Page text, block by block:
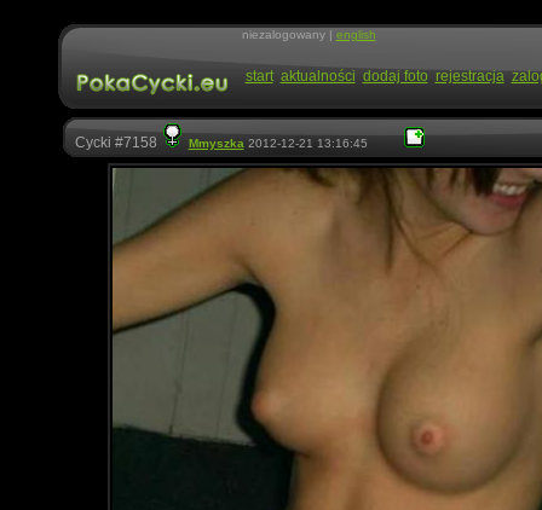
niezalogowany | english
start aktualności dodaj foto rejestracja
Cycki #7158 Mmyszka 2012-12-21 13:16:45